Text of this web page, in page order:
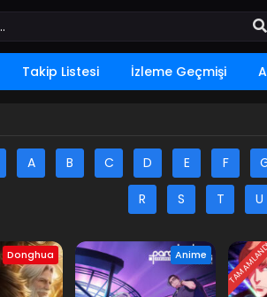
Takip Listesi İzleme Geçmişi
A B C D E F
R S T U
Donghua Anime